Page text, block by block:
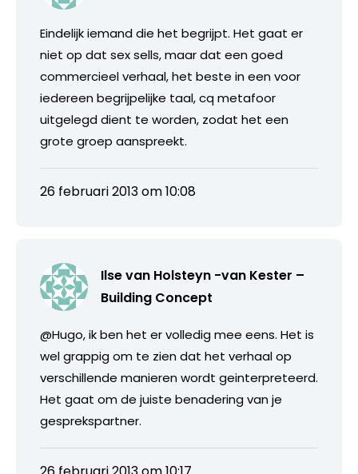
Eindelijk iemand die het begrijpt. Het gaat er
niet op dat sex sells, maar dat een goed
commercieel verhaal, het beste in een voor
iedereen begrijpelijke taal, cq metafoor
uitgelegd dient te worden, zodat het een
grote groep aanspreekt.
26 februari 2013 om 10:08
Ilse van Holsteyn -van Kester –
Building Concept
@Hugo, ik ben het er volledig mee eens. Het is
wel grappig om te zien dat het verhaal op
verschillende manieren wordt geinterpreteerd.
Het gaat om de juiste benadering van je
gesprekspartner.